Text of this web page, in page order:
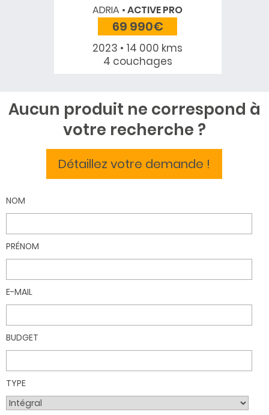
ADRIA ACTIVE PRO
69 990€
2023 • 14 000 kms
4 couchages
Aucun produit ne correspond à
votre recherche ?
Détaillez votre demande !
NOM
PRÉNOM
E-MAIL
BUDGET
TYPE